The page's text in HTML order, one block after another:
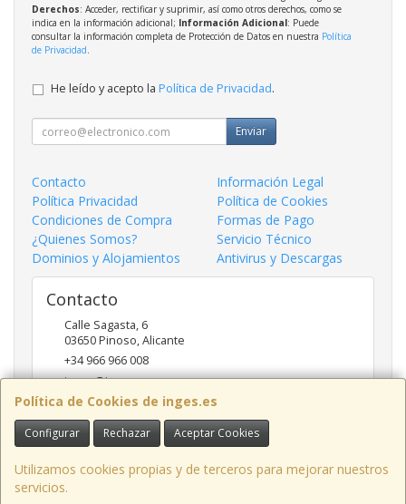
Política de Cookies de inges.es
Configurar Rechazar Aceptar Cookies
Utilizamos cookies propias y de terceros para mejorar nuestros
servicios.
Derechos: Acceder, rectificar y suprimir, así como otros derechos, como se
indica en la información adicional; Información Adicional: Puede
consultar la información completa de Protección de Datos en nuestra Política
de Privacidad.
He leído y acepto la Política de Privacidad.
Enviar
Contacto
Información Legal
Política Privacidad
Política de Cookies
Condiciones de Compra
Formas de Pago
¿Quienes Somos?
Servicio Técnico
Dominios y Alojamientos
Antivirus y Descargas
Contacto
Calle Sagasta, 6
03650Pinoso,Alicante
+34 966 966 008
inges@inges.es
Horario
9:00h - 14:00h y 17:00h - 19:30h